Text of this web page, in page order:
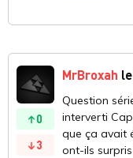
0
3
MrBroxah
Question
interverti
que ça avait
ont-ils